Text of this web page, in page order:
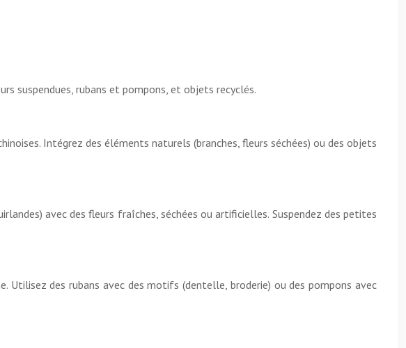
suspendues, rubans et pompons, et objets recyclés.
Intégrez des éléments naturels (branches, fleurs séchées) ou des objets
avec des fleurs fraîches, séchées ou artificielles. Suspendez des petites
Utilisez des rubans avec des motifs (dentelle, broderie) ou des pompons avec